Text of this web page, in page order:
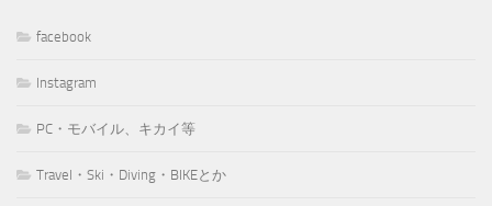
facebook
Instagram
PC・モバイル、キカイ等
Travel・Ski・Diving・BIKEとか